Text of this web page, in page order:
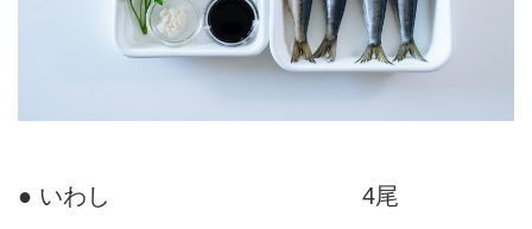
● いわし 4尾